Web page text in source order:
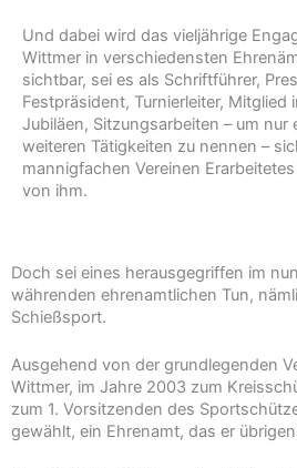
Und dabei wird das vieljährige
Wittmer in verschiedensten
sichtbar, sei es als Schriftführer,
Festpräsident, Turnierleiter, Mitglied
Jubiläen, Sitzungsarbeiten – um nur
weiteren Tätigkeiten zu nennen –
mannigfachen Vereinen
von ihm.
Doch sei eines herausgegriffen im
währenden ehrenamtlichen Tun,
Schießsport.
Ausgehend von der grundlegenden
Wittmer, im Jahre 2003 zum
zum 1. Vorsitzenden des
gewählt, ein Ehrenamt, das er